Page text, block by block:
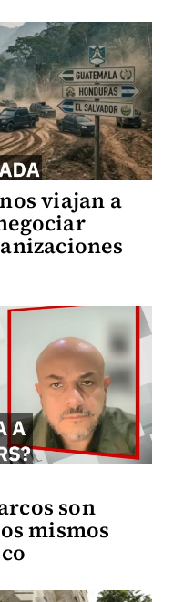
viajan a
son
mismos